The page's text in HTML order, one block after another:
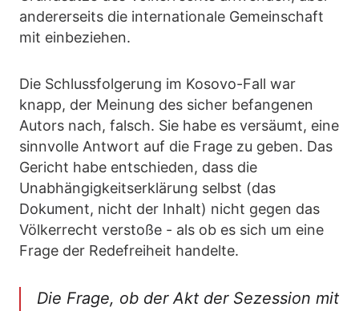
andererseits die internationale Gemeinschaft
mit einbeziehen.
Die Schlussfolgerung im Kosovo-Fall war
knapp, der Meinung des sicher befangenen
Autors nach, falsch. Sie habe es versäumt, eine
sinnvolle Antwort auf die Frage zu geben. Das
Gericht habe entschieden, dass die
Unabhängigkeitserklärung selbst (das
Dokument, nicht der Inhalt) nicht gegen das
Völkerrecht verstoße - als ob es sich um eine
Frage der Redefreiheit handelte.
Die Frage, ob der Akt der Sezession mit